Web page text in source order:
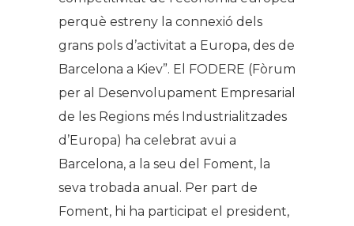
perquè estreny la connexió dels
grans pols d’activitat a Europa, des de
Barcelona a Kiev”. El FODERE (Fòrum
per al Desenvolupament Empresarial
de les Regions més Industrialitzades
d’Europa) ha celebrat avui a
Barcelona, a la seu del Foment, la
seva trobada anual. Per part de
Foment, hi ha participat el president,